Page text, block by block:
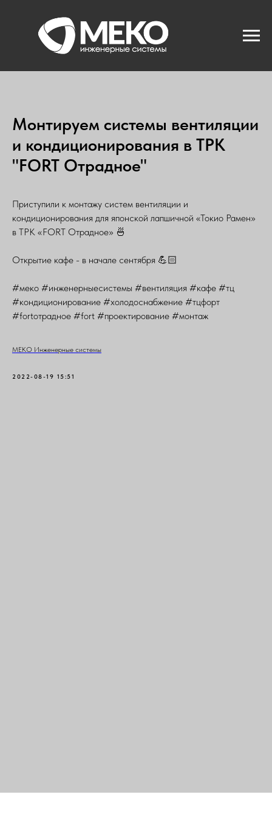
Монтируем системы вентиляции
и кондиционирования в ТРК
"FORT Отрадное"
Приступили к монтажу систем вентиляции и
кондиционирования для японской лапшичной «Токио Рамен»
в ТРК «FORT Отрадное» 🍜
Открытие кафе - в начале сентября 💪🏻
#меко #инженерныесистемы #вентиляция #кафе #тц
#кондиционирование #холодоснабжение #тцфорт
#fortотрадное #fort #проектирование #монтаж
МЕКО Инженерные системы
2022-08-19 15:51